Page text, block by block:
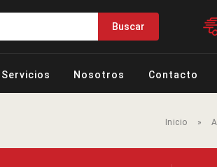
Buscar
Servicios Nosotros Contacto
Inicio »